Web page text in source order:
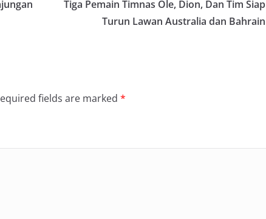
Tiga Pemain Timnas Ole, Dion, Dan Tim Siap
Turun Lawan Australia dan Bahrain
fields are marked *